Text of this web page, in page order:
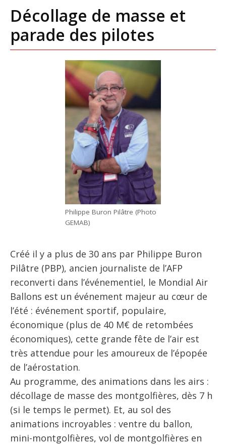
Décollage de masse et
parade des pilotes
Philippe Buron Pilâtre (Photo
GEMAB)
Créé il y a plus de 30 ans par Philippe Buron
Pilâtre (PBP), ancien journaliste de l’AFP
reconverti dans l’événementiel, le Mondial Air
Ballons est un événement majeur au cœur de
l’été : événement sportif, populaire,
économique (plus de 40 M€ de retombées
économiques), cette grande fête de l’air est
très attendue pour les amoureux de l’épopée
de l’aérostation.
Au programme, des animations dans les airs :
décollage de masse des montgolfières, dès 7 h
(si le temps le permet). Et, au sol des
animations incroyables : ventre du ballon,
mini-montgolfières, vol de montgolfières en